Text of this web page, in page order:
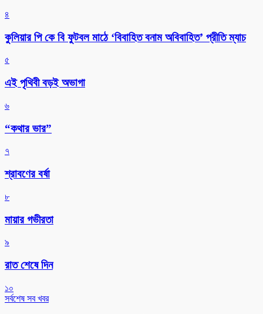
৪
কুলিয়ার পি কে বি ফুটবল মাঠে ‘বিবাহিত বনাম অবিবাহিত’ প্রীতি ম্যাচ
৫
এই পৃথিবী বড়ই অভাগা
৬
“কথার ভার”
৭
শ্রাবণের বর্ষা
৮
মায়ার গভীরতা
৯
রাত শেষে দিন
১০
সর্বশেষ সব খবর